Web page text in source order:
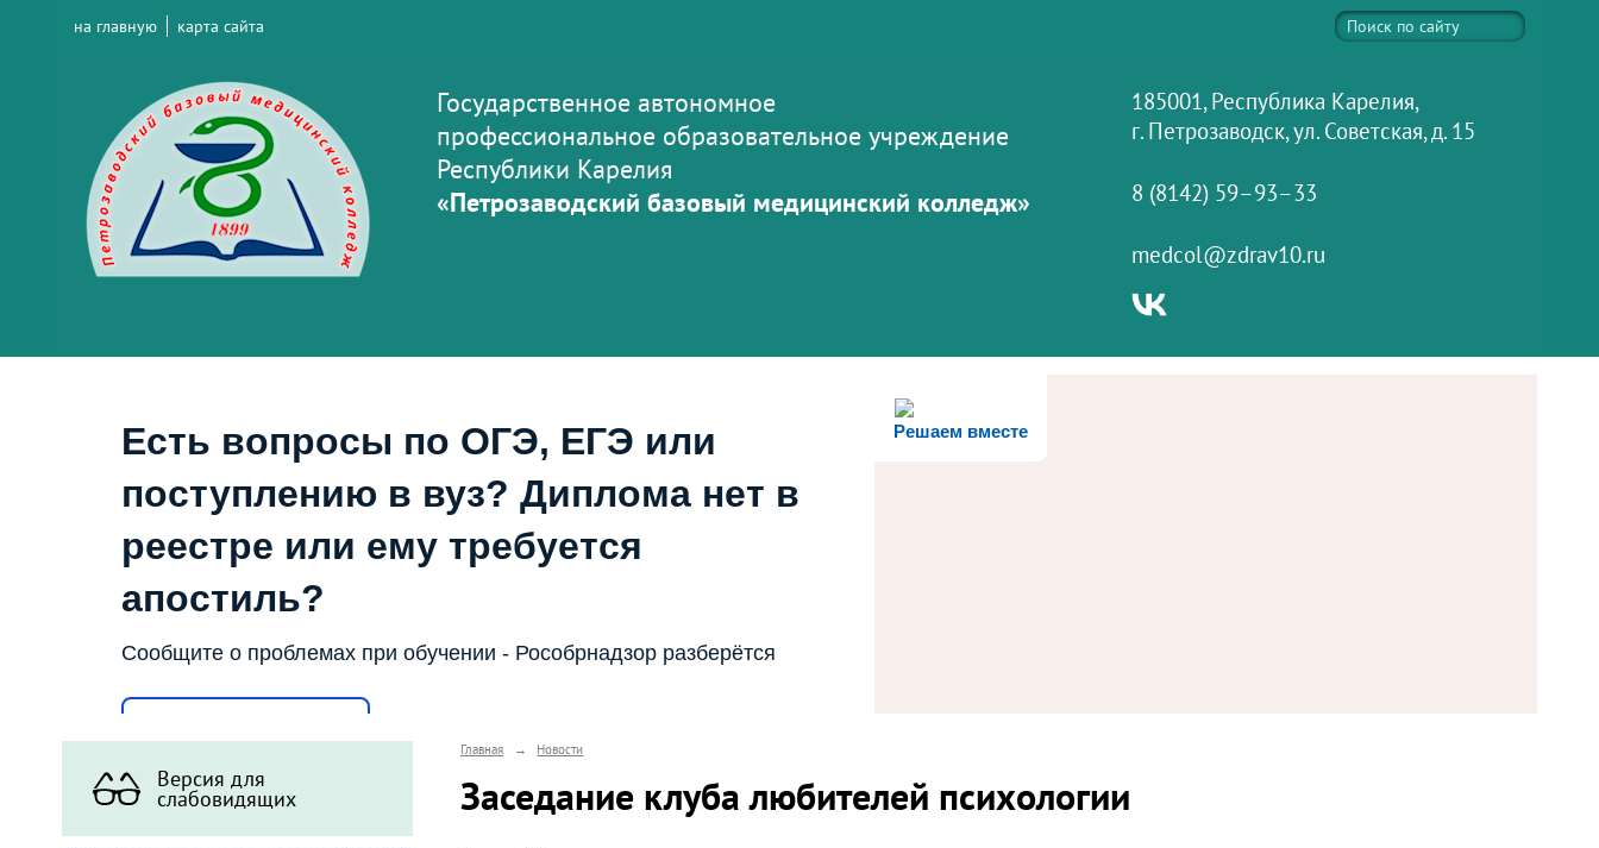
на главную карта сайта
Государственное автономное
профессиональное образовательное учреждение
Республики Карелия
«Петрозаводский базовый медицинский колледж»
185001, Республика Карелия,
г. Петрозаводск, ул. Советская, д. 15
8 (8142) 59–93–33
medcol@zdrav10.ru
Решаем вместе
Есть вопросы по ОГЭ, ЕГЭ или
поступлению в вуз? Диплома нет в
реестре или ему требуется
апостиль?
Сообщите о проблемах при обучении - Рособрнадзор разберётся
Версия для
слабовидящих
Главная → Новости
Заседание клуба любителей психологии